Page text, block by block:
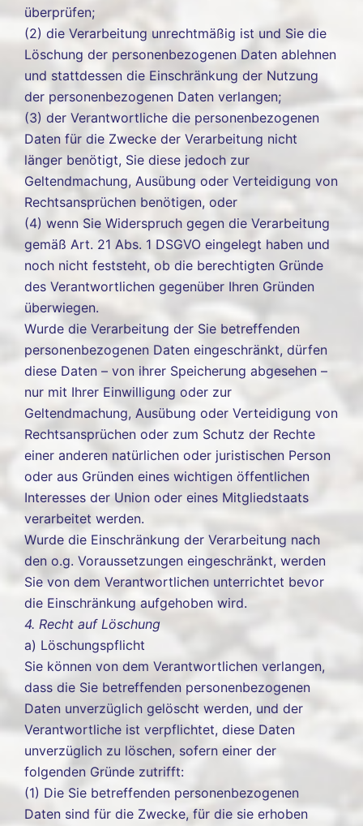
überprüfen;
(2) die Verarbeitung unrechtmäßig ist und Sie die
Löschung der personenbezogenen Daten ablehnen
und stattdessen die Einschränkung der Nutzung
der personenbezogenen Daten verlangen;
(3) der Verantwortliche die personenbezogenen
Daten für die Zwecke der Verarbeitung nicht
länger benötigt, Sie diese jedoch zur
Geltendmachung, Ausübung oder Verteidigung von
Rechtsansprüchen benötigen, oder
(4) wenn Sie Widerspruch gegen die Verarbeitung
gemäß Art. 21 Abs. 1 DSGVO eingelegt haben und
noch nicht feststeht, ob die berechtigten Gründe
des Verantwortlichen gegenüber Ihren Gründen
überwiegen.
Wurde die Verarbeitung der Sie betreffenden
personenbezogenen Daten eingeschränkt, dürfen
diese Daten – von ihrer Speicherung abgesehen –
nur mit Ihrer Einwilligung oder zur
Geltendmachung, Ausübung oder Verteidigung von
Rechtsansprüchen oder zum Schutz der Rechte
einer anderen natürlichen oder juristischen Person
oder aus Gründen eines wichtigen öffentlichen
Interesses der Union oder eines Mitgliedstaats
verarbeitet werden.
Wurde die Einschränkung der Verarbeitung nach
den o.g. Voraussetzungen eingeschränkt, werden
Sie von dem Verantwortlichen unterrichtet bevor
die Einschränkung aufgehoben wird.
4. Recht auf Löschung
a) Löschungspflicht
Sie können von dem Verantwortlichen verlangen,
dass die Sie betreffenden personenbezogenen
Daten unverzüglich gelöscht werden, und der
Verantwortliche ist verpflichtet, diese Daten
unverzüglich zu löschen, sofern einer der
folgenden Gründe zutrifft:
(1) Die Sie betreffenden personenbezogenen
Daten sind für die Zwecke, für die sie erhoben